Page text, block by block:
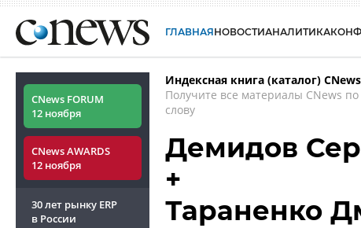
ГЛАВНАЯНОВОСТИАНАЛИТИКА
CNews FORUM
12 ноября
CNews AWARDS
12 ноября
30 лет рынку ERP
в России
Индексная книга (каталог) CNews
Получите все материалы CNews
слову
Демидов
+
Тараненко